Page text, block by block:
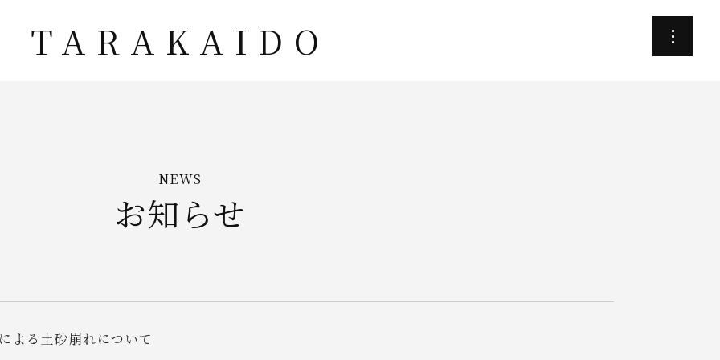
TARAKAIDO
NEWS
お知らせ
よる土砂崩れについて